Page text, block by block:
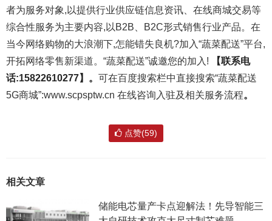
者为服务对象,以提供行业供应链信息资讯、在线商城交易等
综合性服务为主要内容,以B2B、B2C形式销售行业产品。在
当今网络购物的大浪潮下,怎能错失良机?加入“蔬菜配送”平台,
开拓网络零售新渠道。“蔬菜配送”诚邀您的加入!
【联系电
话:15822610277】 。 可在百度搜索栏中直接搜索“蔬菜配送
5G商城”:www.scpsptw.cn 在线咨询入驻及相关服务流程。
点赞(59)
相关文章
储能电芯量产卡点迎解法！先导智能三